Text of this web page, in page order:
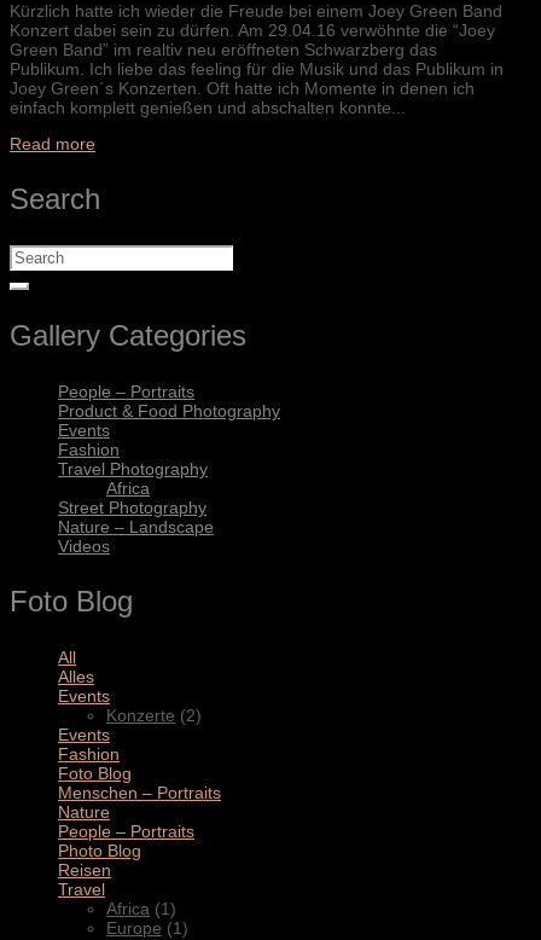
Kürzlich hatte ich wieder die Freude bei einem Joey Green Band
Konzert dabei sein zu dürfen. Am 29.04.16 verwöhnte die “Joey
Green Band” im realtiv neu eröffneten Schwarzberg das
Publikum. Ich liebe das feeling für die Musik und das Publikum in
Joey Green´s Konzerten. Oft hatte ich Momente in denen ich
einfach komplett genießen und abschalten konnte...
Read more
Search
Gallery Categories
People – Portraits
Product & Food Photography
Events
Fashion
Travel Photography
Africa
Street Photography
Nature – Landscape
Videos
Foto Blog
All
Alles
Events
Konzerte (2)
Events
Fashion
Foto Blog
Menschen – Portraits
Nature
People – Portraits
Photo Blog
Reisen
Travel
Africa (1)
Europe (1)